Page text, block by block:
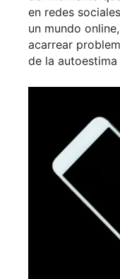
en redes
un mundo
acarrear
de la